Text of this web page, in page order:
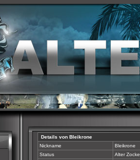
Details von Bleikrone
Nickname
Bleikrone
Status
Alter